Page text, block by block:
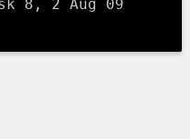
8, 2 Aug 09